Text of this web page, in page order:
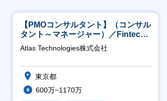
【PMOコンサルタント】（コンサル
タント～マネージャー）／Fintech
領域／設立5年弱で上場
Atlas Technologies株式会社
東京都
600万~1170万